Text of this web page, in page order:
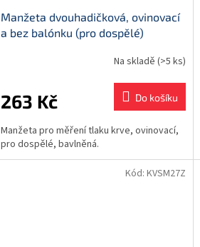
Manžeta dvouhadičková, ovinovací
a bez balónku (pro dospělé)
Na skladě (>5 ks)
263 Kč Do košíku
Manžeta pro měření tlaku krve, ovinovací,
pro dospělé, bavlněná.
Kód: KVSM27Z